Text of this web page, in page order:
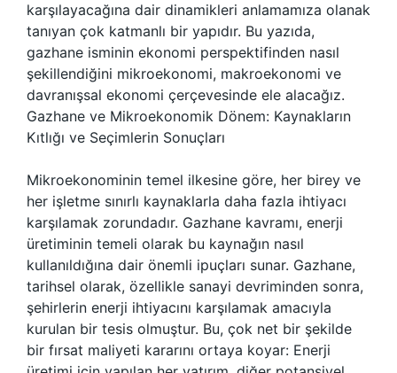
karşılayacağına dair dinamikleri anlamamıza olanak
tanıyan çok katmanlı bir yapıdır. Bu yazıda,
gazhane isminin ekonomi perspektifinden nasıl
şekillendiğini mikroekonomi, makroekonomi ve
davranışsal ekonomi çerçevesinde ele alacağız.
Gazhane ve Mikroekonomik Dönem: Kaynakların
Kıtlığı ve Seçimlerin Sonuçları
Mikroekonominin temel ilkesine göre, her birey ve
her işletme sınırlı kaynaklarla daha fazla ihtiyacı
karşılamak zorundadır. Gazhane kavramı, enerji
üretiminin temeli olarak bu kaynağın nasıl
kullanıldığına dair önemli ipuçları sunar. Gazhane,
tarihsel olarak, özellikle sanayi devriminden sonra,
şehirlerin enerji ihtiyacını karşılamak amacıyla
kurulan bir tesis olmuştur. Bu, çok net bir şekilde
bir fırsat maliyeti kararını ortaya koyar: Enerji